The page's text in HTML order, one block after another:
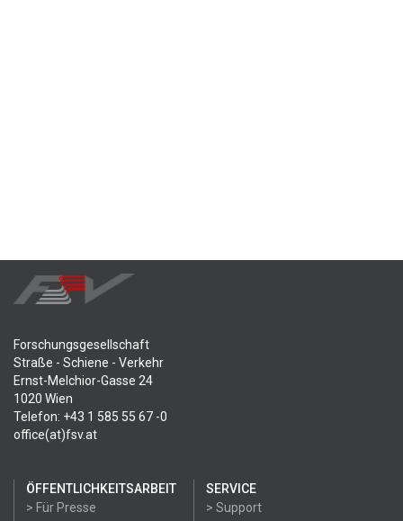
Forschungsgesellschaft
Straße - Schiene - Verkehr
Ernst-Melchior-Gasse 24
1020 Wien
Telefon: +43 1 585 55 67 -0
office(at)fsv.at
ÖFFENTLICHKEITSARBEIT
> Für Presse
SERVICE
> Support